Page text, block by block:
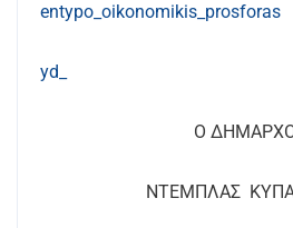
entypo_oikonomikis_prosforas
yd_
Ο
ΝΤΕΜΠΛΑΣ